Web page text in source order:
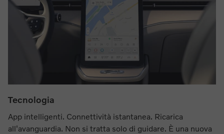
Tecnologia
App intelligenti. Connettività istantanea. Ricarica
all'avanguardia. Non si tratta solo di guidare. È una nuova